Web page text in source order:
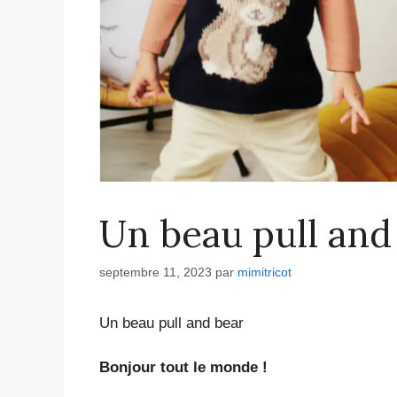
Un beau pull
septembre 11, 2023 par mimitricot
Un beau pull and bear
Bonjour tout le monde !